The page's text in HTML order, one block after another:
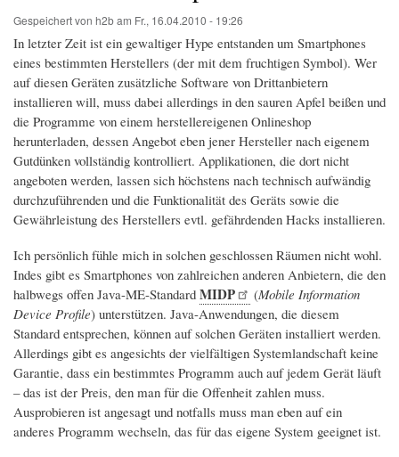
Gespeichert von h2bam Fr., 16.04.2010 - 19:26
In letzter Zeit ist ein gewaltiger Hype entstanden um Smartphones
eines bestimmten Herstellers (der mit dem fruchtigen Symbol). Wer
auf diesen Geräten zusätzliche Software von Drittanbietern
installieren will, muss dabei allerdings in den sauren Apfel beißen und
die Programme von einem herstellereigenen Onlineshop
herunterladen, dessen Angebot eben jener Hersteller nach eigenem
Gutdünken vollständig kontrolliert. Applikationen, die dort nicht
angeboten werden, lassen sich höchstens nach technisch aufwändig
durchzuführenden und die Funktionalität des Geräts sowie die
Gewährleistung des Herstellers evtl. gefährdenden Hacks installieren.
Ich persönlich fühle mich in solchen geschlossen Räumen nicht wohl.
Indes gibt es Smartphones von zahlreichen anderen Anbietern, die den
halbwegs offen Java-ME-Standard MIDP (Mobile Information
Device Profile) unterstützen. Java-Anwendungen, die diesem
Standard entsprechen, können auf solchen Geräten installiert werden.
Allerdings gibt es angesichts der vielfältigen Systemlandschaft keine
Garantie, dass ein bestimmtes Programm auch auf jedem Gerät läuft
– das ist der Preis, den man für die Offenheit zahlen muss.
Ausprobieren ist angesagt und notfalls muss man eben auf ein
anderes Programm wechseln, das für das eigene System geeignet ist.